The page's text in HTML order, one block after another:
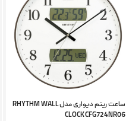
ساعت ریتم دیواری مدل RHYTHM WALL
CLOCK CFG724NR06